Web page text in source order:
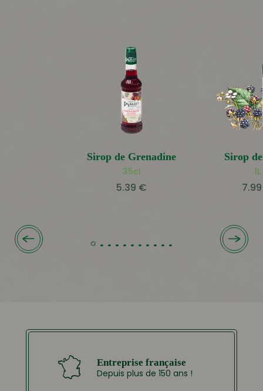
Sirop de Grenadine
35cl
5.39 €
Sirop
1L
Entreprise française
Depuis plus de 150 ans !